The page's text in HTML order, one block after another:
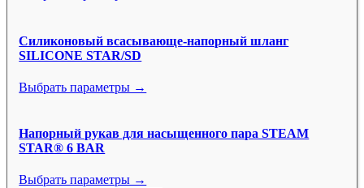
Силиконовый всасывающе-напорный шланг
SILICONE STAR/SD
Выбрать параметры →
Напорный рукав для насыщенного пара STEAM
STAR® 6 BAR
Выбрать параметры →